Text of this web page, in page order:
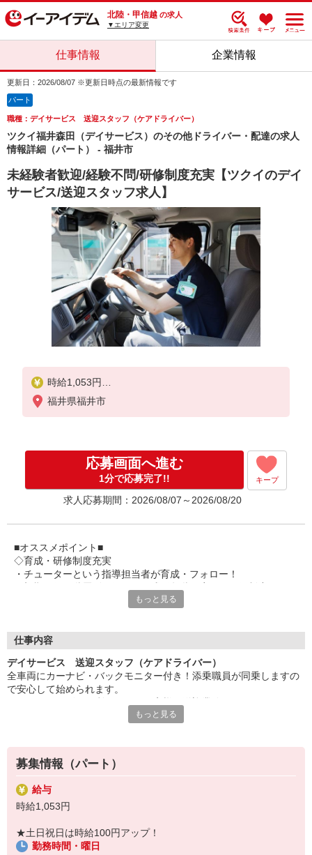
北陸・甲信越 の求人
▼エリア変更
仕事情報 企業情報
更新日：2026/08/07 ※更新日時点の最新情報です
パート
職種：デイサービス 送迎スタッフ（ケアドライバー）
ツクイ福井森田（デイサービス）のその他ドライバー・配達の求人
情報詳細（パート） - 福井市
未経験者歓迎/経験不問/研修制度充実【ツクイのデイ
サービス/送迎スタッフ求人】
時給1,053円
★土日祝日は時給100円アップ！
福井県福井市
応募画面へ進む
1分で応募完了!! キープ
求人応募期間：2026/08/07～2026/08/20
■オススメポイント■
◇育成・研修制度充実
・チューターという指導担当者が育成・フォロー！
・キャリアアップ支援制度を活用して働きながら資格取得が可能
・ツクイ独自の福祉厚生制度でプライベートも充実
・子育て支援の福利厚生制度あり！子育てと仕事の両立を応援◎
・スタッフ何でも相談窓口やライフキャリア相談など、各相談窓
口あり
◇頑張った分、スタッフに還元！
・パートは特別手当の支給あり
もっと見る
仕事内容
デイサービス 送迎スタッフ（ケアドライバー）
全車両にカーナビ・バックモニター付き！添乗職員が同乗しますの
で安心して始められます。
※専用車両（キャラバン・ハイエース）の運転、各種点検
★＼サービス・職種の魅力／
送迎業務を通して、お客様から感謝の言葉を直接いただけたり、信
頼関係を築いていくことができ、異なる職種がチームでお客様を支
え、支援していくことに大きなやりがいがあります。日勤の勤務で
もっと見る
募集情報（パート）
給与
時給1,053円
★土日祝日は時給100円アップ！
勤務時間・曜日